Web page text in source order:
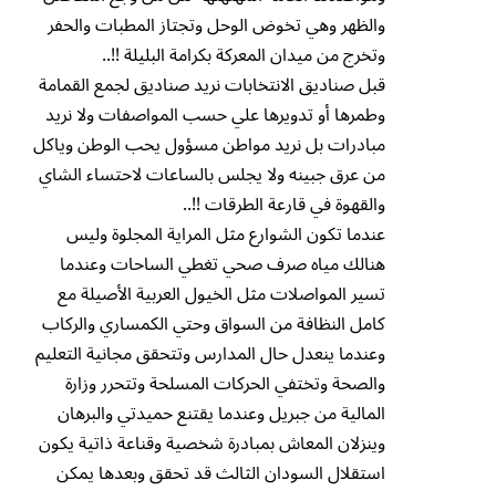
والظهر وهي تخوض الوحل وتجتاز المطبات والحفر
وتخرج من ميدان المعركة بكرامة البليلة !!..
قبل صناديق الانتخابات نريد صناديق لجمع القمامة
وطمرها أو تدويرها علي حسب المواصفات ولا نريد
مبادرات بل نريد مواطن مسؤول يحب الوطن وياكل
من عرق جبينه ولا يجلس بالساعات لاحتساء الشاي
والقهوة في قارعة الطرقات !!..
عندما تكون الشوارع مثل المراية المجلوة وليس
هنالك مياه صرف صحي تغطي الساحات وعندما
تسير المواصلات مثل الخيول العربية الأصيلة مع
كامل النظافة من السواق وحتي الكمساري والركاب
وعندما ينعدل حال المدارس وتتحقق مجانية التعليم
والصحة وتختفي الحركات المسلحة وتتحرر وزارة
المالية من جبريل وعندما يقتنع حميدتي والبرهان
وينزلان المعاش بمبادرة شخصية وقناعة ذاتية يكون
استقلال السودان الثالث قد تحقق وبعدها يمكن